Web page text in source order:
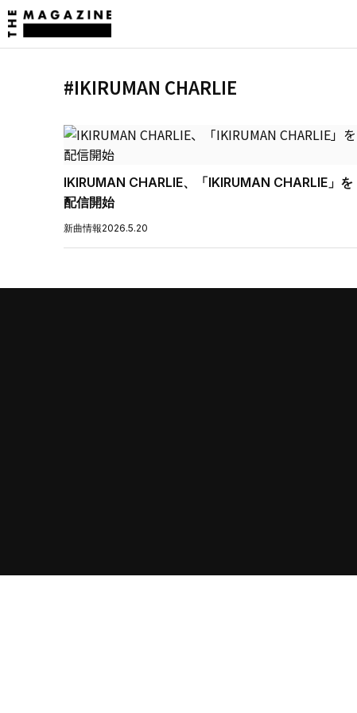
#IKIRUMAN CHARLIE
IKIRUMAN CHARLIE、「IKIRUMAN CHARLIE」を
配信開始
新曲情報2026.5.20